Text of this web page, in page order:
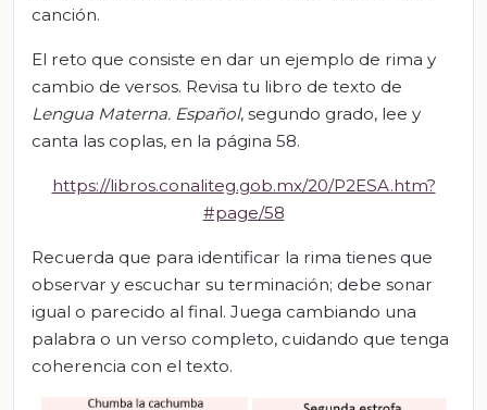
canción.
El reto que consiste en dar un ejemplo de rima y
cambio de versos. Revisa tu libro de texto de
Lengua Materna. Español, segundo grado, lee y
canta las coplas, en la página 58.
https://libros.conaliteg.gob.mx/20/P2ESA.htm?
#page/58
Recuerda que para identificar la rima tienes que
observar y escuchar su terminación; debe sonar
igual o parecido al final. Juega cambiando una
palabra o un verso completo, cuidando que tenga
coherencia con el texto.